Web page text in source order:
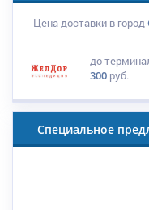
Цена доставки в город
до
300 руб.
Специальное